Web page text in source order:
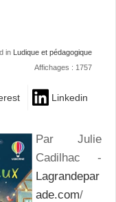
in
Ludique et pédagogique
Affichages : 1757
Linkedin
Par Julie
Cadilhac -
Lagrandepar
ade.com/